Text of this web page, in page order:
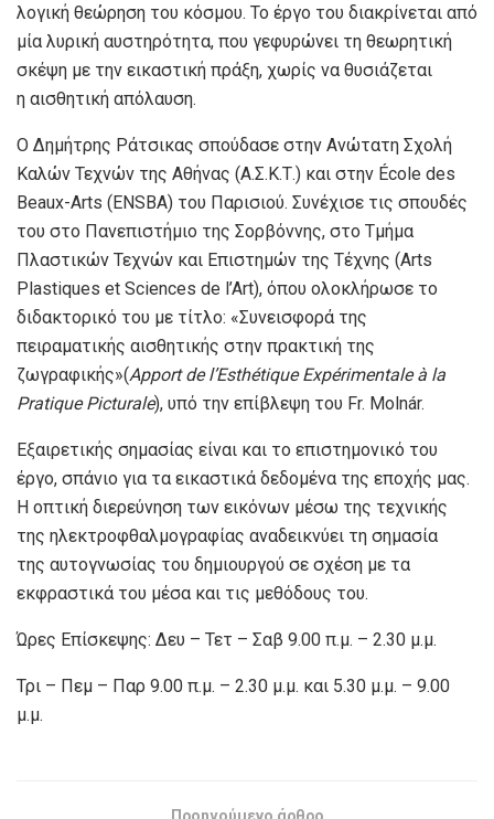
λογική θεώρηση του κόσμου. Το έργο του διακρίνεται από
μία λυρική αυστηρότητα, που γεφυρώνει τη θεωρητική
σκέψη με την εικαστική πράξη, χωρίς να θυσιάζεται
η αισθητική απόλαυση.
Ο Δημήτρης Ράτσικας σπούδασε στην Ανώτατη Σχολή
Καλών Τεχνών της Αθήνας (Α.Σ.Κ.Τ.) και στην École des
Beaux-Arts (ENSBA) του Παρισιού. Συνέχισε τις σπουδές
του στο Πανεπιστήμιο της Σορβόννης, στο Τμήμα
Πλαστικών Τεχνών και Επιστημών της Τέχνης (Arts
Plastiques et Sciences de l’Art), όπου ολοκλήρωσε το
διδακτορικό του με τίτλο: «Συνεισφορά της
πειραματικής αισθητικής στην πρακτική της
ζωγραφικής»(Apport de l’Esthétique Expérimentale à la
Pratique Picturale), υπό την επίβλεψη του Fr. Molnár.
Εξαιρετικής σημασίας είναι και το επιστημονικό του
έργο, σπάνιο για τα εικαστικά δεδομένα της εποχής μας.
Η οπτική διερεύνηση των εικόνων μέσω της τεχνικής
της ηλεκτροφθαλμογραφίας αναδεικνύει τη σημασία
της αυτογνωσίας του δημιουργού σε σχέση με τα
εκφραστικά του μέσα και τις μεθόδους του.
Ώρες Επίσκεψης: Δευ – Τετ – Σαβ 9.00 π.μ. – 2.30 μ.μ.
Τρι – Πεμ – Παρ 9.00 π.μ. – 2.30 μ.μ. και 5.30 μ.μ. – 9.00
μ.μ.
Προηγούμενο άρθρο